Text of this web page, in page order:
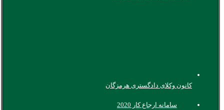
کانون وکلای دادگستری هرمزگان
سامانه ارجاع کار 2020